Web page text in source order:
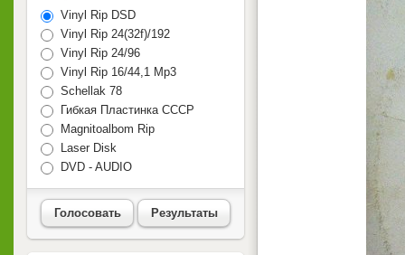
Vinyl Rip DSD
Vinyl Rip 24(32f)/192
Vinyl Rip 24/96
Vinyl Rip 16/44,1 Mp3
Schellak 78
Гибкая Пластинка СССР
Magnitoalbom Rip
Laser Disk
DVD - AUDIO
Голосовать Результаты